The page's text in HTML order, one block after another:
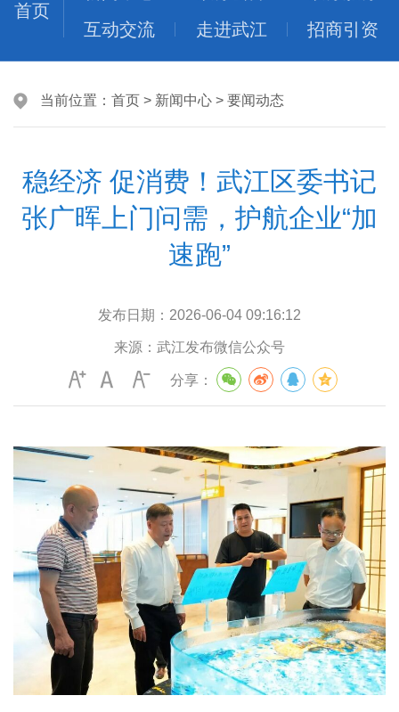
首页
互动交流
走进武江 招商引资
当前位置： 首页 > 新闻中心 > 要闻动态
稳经济 促消费！武江区委书记
张广晖上门问需，护航企业“加
速跑”
发布日期： 2026-06-04 09:16:12
来源： 武江发布微信公众号
分享：